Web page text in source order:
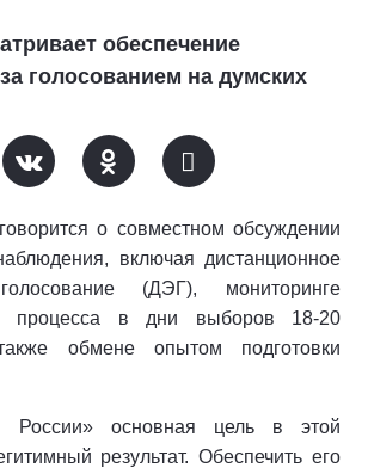
обеспечение
голосованием на думских
о совместном обсуждении
включая дистанционное
(ДЭГ), мониторинге
процесса в дни выборов 18-20
обмене опытом подготовки
России» основная цель в этой
результат. Обеспечить его